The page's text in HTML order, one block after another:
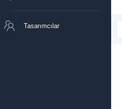
Tasarımcılar